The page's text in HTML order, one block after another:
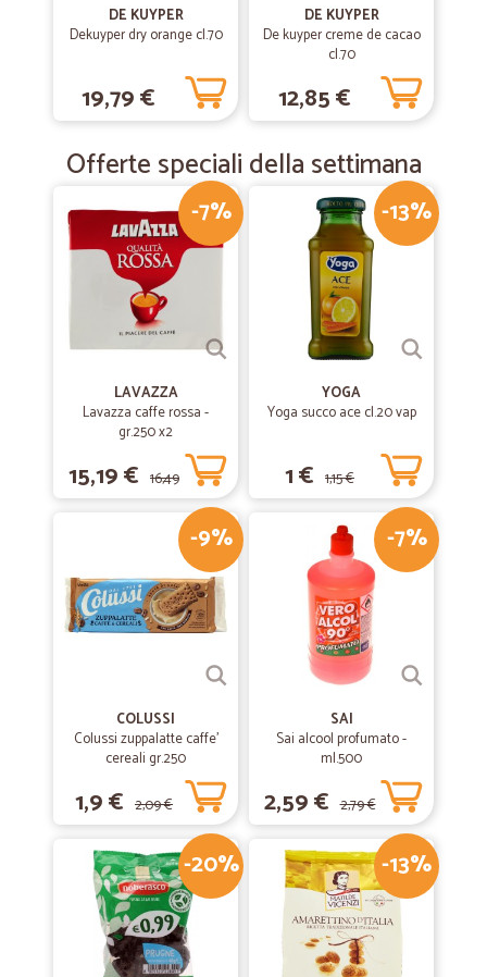
DE KUYPER
Dekuyper dry orange cl.70
19,79 €
DE KUYPER
De kuyper creme de cacao
cl.70
12,85 €
Offerte speciali della settimana
-7%
LAVAZZA
Lavazza caffe rossa -
gr.250 x2
15,19 € 16,49
-13%
YOGA
Yoga succo ace cl.20 vap
1 € 1,15 €
-9%
COLUSSI
Colussi zuppalatte caffe'
cereali gr.250
1,9 € 2,09 €
-7%
SAI
Sai alcool profumato -
ml.500
2,59 € 2,79 €
-20% -13%